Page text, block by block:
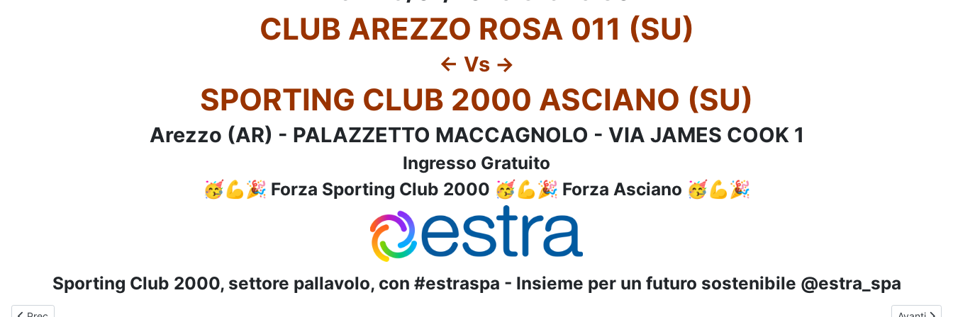
CLUB AREZZO ROSA 011 (SU)
<- Vs ->
SPORTING CLUB 2000 ASCIANO (SU)
Arezzo (AR) - PALAZZETTO MACCAGNOLO - VIA JAMES COOK 1
Ingresso Gratuito
🥳💪🎉 Forza Sporting Club 2000 🥳💪🎉 Forza Asciano 🥳💪🎉
Sporting Club 2000, settore pallavolo, con #estraspa - Insieme per un futuro sostenibile @estra_spa